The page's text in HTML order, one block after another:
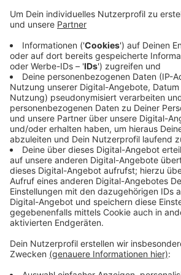
Die Marketinggesellschaft der
Wesel und Heinsberg finanziert sich
über die Hotellerie. Deren Einnahmen
Corona stark eingebrochen.
wohl in diesem und im kommenden
einmal 47.000 Euro zuzahlen.
Heinsberg haben die Zuschüsse zum
beschlossen, am Donnerstag
noch der Kreistag von Wesel.
Martina Baumgärtner hat gleichzeitig
Strategiekonzept mit den
Naturerbe und nachhaltiger
Anzeige